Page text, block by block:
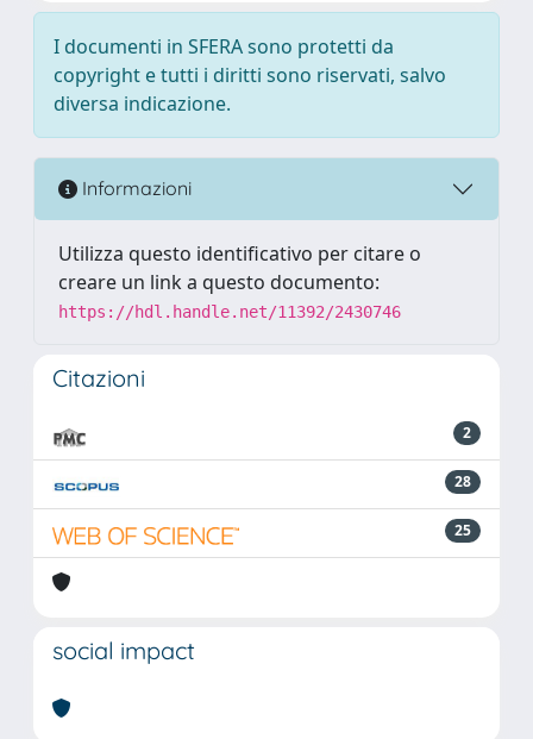
I documenti in SFERA sono protetti da
copyright e tutti i diritti sono riservati, salvo
diversa indicazione.
Informazioni
Utilizza questo identificativo per citare o
creare un link a questo documento:
https://hdl.handle.net/11392/2430746
Citazioni
2
28
25
social impact